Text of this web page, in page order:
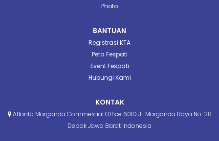
Photo
BANTUAN
Registrasi KTA
Peta Fespati
Event Fespati
Hubungi Kami
KONTAK
Atlanta Margonda Commercial Office 601D Jl. Margonda Raya No. 28
Depok Jawa Barat Indonesia